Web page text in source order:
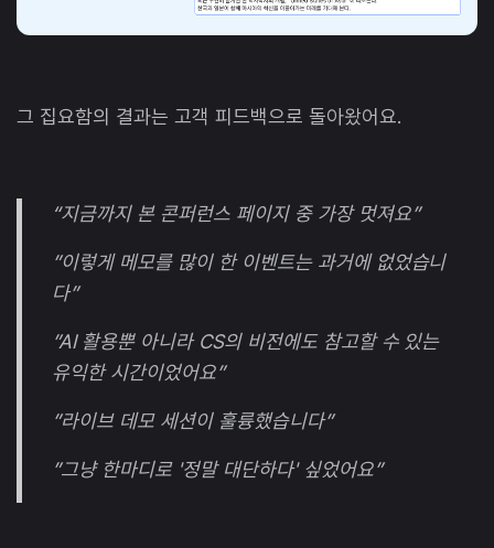
그 집요함의 결과는 고객 피드백으로 돌아왔어요.
“지금까지 본 콘퍼런스 페이지 중 가장 멋져요”
”이렇게 메모를 많이 한 이벤트는 과거에 없었습니
다”
”AI 활용뿐 아니라 CS의 비전에도 참고할 수 있는
유익한 시간이었어요”
”라이브 데모 세션이 훌륭했습니다”
”그냥 한마디로 '정말 대단하다' 싶었어요”